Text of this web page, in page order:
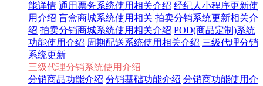
能详情 通用票务系统使用相关介绍 经纪人小程序更新使
用介绍 盲盒商城系统使用相关 拍卖分销系统更新相关介
绍 拍卖分销商城系统使用相关介绍 POD(商品定制)系统
功能使用介绍 周期配送系统使用相关介绍 三级代理分销
系统更新
三级代理分销系统使用介绍
分销商品功能介绍 分销基础功能介绍 分销商功能使用介